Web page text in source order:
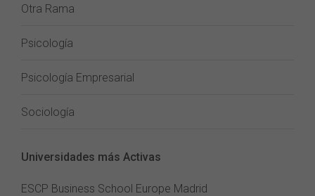
Otra Rama
Psicología
Psicología Empresarial
Sociología
Universidades más Activas
ESCP Business School Europe Madrid